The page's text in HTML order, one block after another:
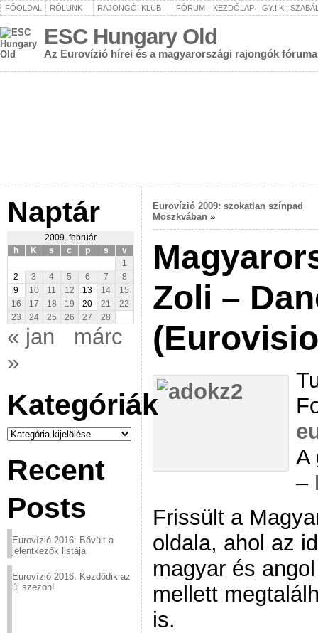
FŐOLDAL RÓLUNK RAJONGÓI KLUB FÓRUM KEZDŐLAP GY.I.K.,
ESC Hungary Old
Az Eurovízió hírei és a magyarországi rajongók fóruma
Naptár
2009. február
h
K s c p s
v
1
2
3 4 5 6 7
8
9
10 11 12 13 14
15
16
17 18 19 20 21
22
23
24 25 26 27 28
« jan
márc
»
Kategóriák
Kategóriák
Recent
Posts
Eurovízió 2016: Bővült a
jelentkezők listája
Eurovízió 2016: Kezdődik az
új szezon!
Eurovízió 2009: szokatlan színpad
Moszkvában »
Zoli –
A
–
Frissült a
oldala, ahol az
magyar és
mellett
is.